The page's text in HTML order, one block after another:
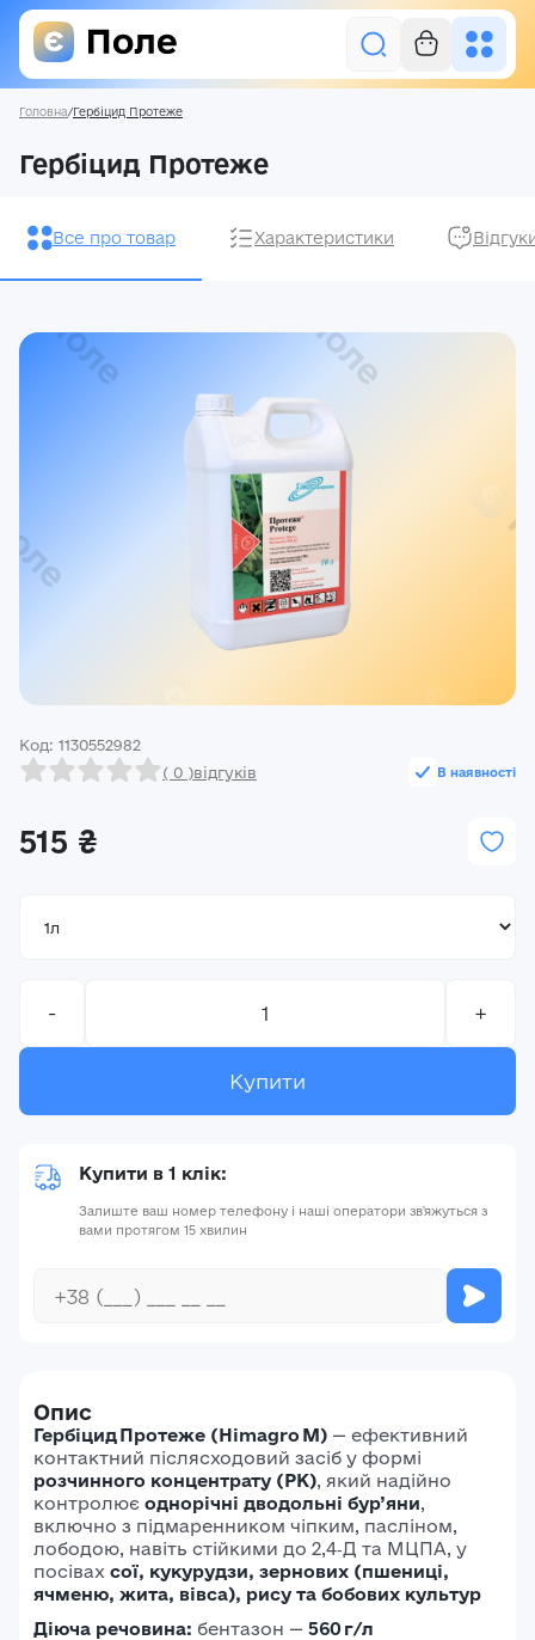
Насіння
Акції
Реєстрація
Ми на зв’язку
Головна/Гербіцид Протеже
Гербіцид Протеже
Все про товар Характеристики
Код: 1130552982
В наявності
( 0 )відгуків
515 ₴
- +
Купити
Купити в 1 клік:
Залиште ваш номер телефону і наші оператори зв'яжуться з
вами протягом 15 хвилин
Опис
Гербіцид Протеже (Himagro M) — ефективний
контактний післясходовий засіб у формі
розчинного концентрату (РК), який надійно
контролює однорічні дводольні бур’яни,
включно з підмаренником чіпким, пасліном,
лободою, навіть стійкими до 2,4‑Д та МЦПА, у
посівах сої, кукурудзи, зернових (пшениці,
ячменю, жита, вівса), рису та бобових культур
Діюча речовина: бентазон — 560 г/л